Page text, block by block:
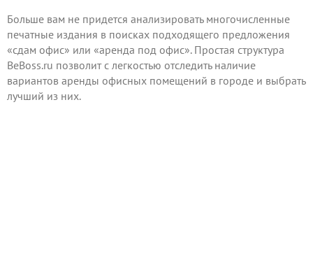
Больше вам не придется анализировать многочисленные
печатные издания в поисках подходящего предложения
«сдам офис» или «аренда под офис». Простая структура
BeBoss.ru позволит с легкостью отследить наличие
вариантов аренды офисных помещений в городе и выбрать
лучший из них.